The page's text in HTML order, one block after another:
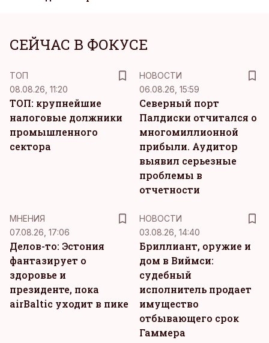
СЕЙЧАС В ФОКУСЕ
ТОП
08.08.26, 11:20
ТОП: крупнейшие
налоговые должники
промышленного
сектора
НОВОСТИ
06.08.26, 15:59
Северный порт
Палдиски отчитался о
многомиллионной
прибыли. Аудитор
выявил серьезные
проблемы в
отчетности
MНЕНИЯ
07.08.26, 17:06
Делов-то: Эстония
фантазирует о
здоровье и
президенте, пока
airBaltic уходит в пике
НОВОСТИ
03.08.26, 14:40
Бриллиант, оружие и
дом в Виймси:
судебный
исполнитель продает
имущество
отбывающего срок
Гаммера